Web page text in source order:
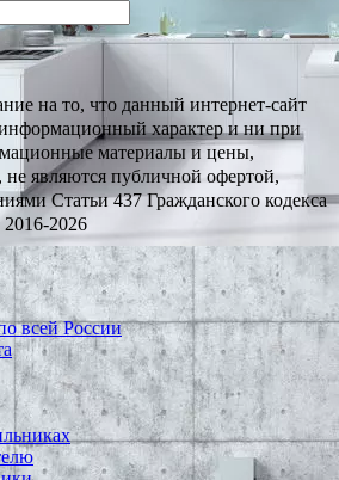
на то, что данный интернет-сайт
характер и ни при
материалы и цены,
являются публичной офертой,
Статьи 437 Гражданского кодекса
2026
всей России